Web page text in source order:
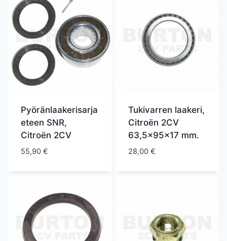
Pyöränlaakerisarja
eteen SNR,
Citroën 2CV
55,90 €
Tukivarren laakeri,
Citroën 2CV
63,5x95x17 mm.
28,00 €